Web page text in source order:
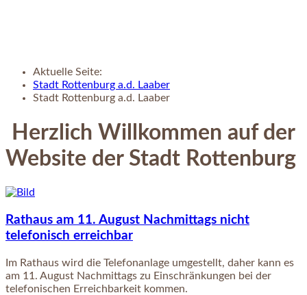
Aktuelle Seite:
Stadt Rottenburg a.d. Laaber
Stadt Rottenburg a.d. Laaber
Herzlich Willkommen auf der
Website der Stadt Rottenburg
Rathaus am 11. August Nachmittags nicht
telefonisch erreichbar
Im Rathaus wird die Telefonanlage umgestellt, daher kann es
am 11. August Nachmittags zu Einschränkungen bei der
telefonischen Erreichbarkeit kommen.